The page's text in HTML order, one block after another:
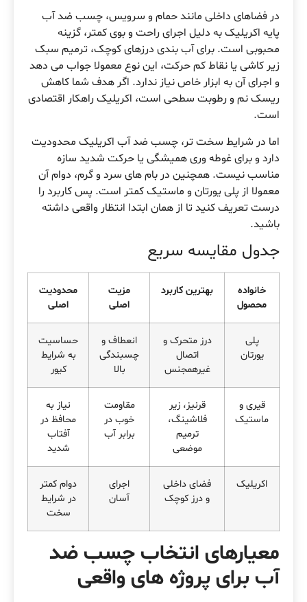
در فضاهای داخلی مانند حمام و سرویس، چسب ضد آب
پایه اکریلیک به دلیل اجرای راحت و بوی کمتر، گزینه
محبوبی است. برای آب بندی درزهای کوچک، ترمیم سبک
زیر کاشی یا نقاط کم حرکت، این نوع معمولا جواب می دهد
و اجرای آن به ابزار خاص نیاز ندارد. اگر هدف شما کاهش
ریسک نم و رطوبت سطحی است، اکریلیک راهکار اقتصادی
است.
اما در شرایط سخت تر، چسب ضد آب اکریلیک محدودیت
دارد و برای غوطه وری همیشگی یا حرکت شدید سازه
مناسب نیست. همچنین در بام های سرد و گرم، دوام آن
معمولا از پلی یورتان و ماستیک کمتر است. پس کاربرد را
درست تعریف کنید تا از همان ابتدا انتظار واقعی داشته
باشید.
جدول مقایسه سریع
خانواده
محصول
بهترین کاربرد
مزیت
اصلی
محدودیت
اصلی
پلی
یورتان
درز متحرک و
اتصال
غیرهمجنس
انعطاف و
چسبندگی
بالا
حساسیت
به شرایط
کیور
قیری و
ماستیک
قرنیز، زیر
فلاشینگ،
ترمیم
موضعی
مقاومت
خوب در
برابر آب
نیاز به
محافظ در
آفتاب
شدید
اکریلیک
فضای داخلی
و درز کوچک
اجرای
آسان
دوام کمتر
در شرایط
سخت
معیارهای انتخاب چسب ضد
آب برای پروژه های واقعی